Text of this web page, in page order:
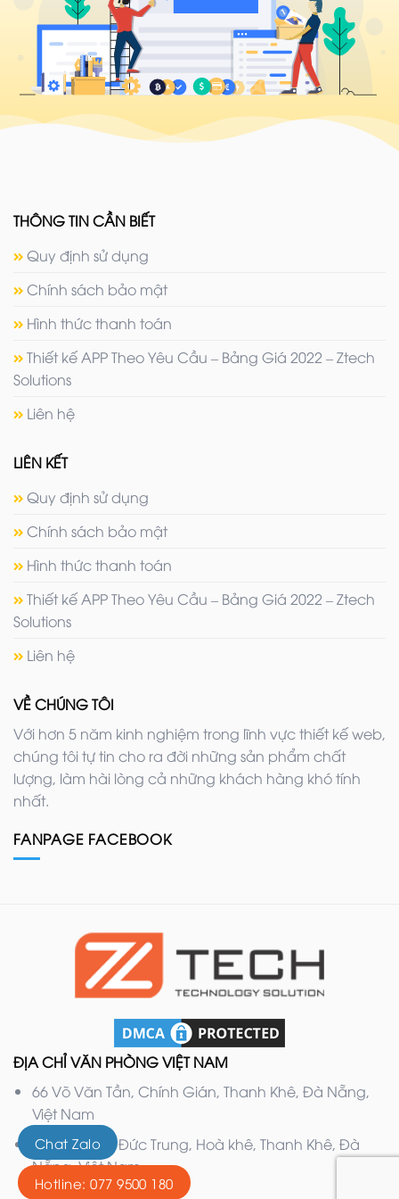
THÔNG TIN CẦN BIẾT
Quy định sử dụng
Chính sách bảo mật
Hình thức thanh toán
Thiết kế APP Theo Yêu Cầu – Bảng Giá 2022 – Ztech
Solutions
Liên hệ
LIÊN KẾT
Quy định sử dụng
Chính sách bảo mật
Hình thức thanh toán
Thiết kế APP Theo Yêu Cầu – Bảng Giá 2022 – Ztech
Solutions
Liên hệ
VỀ CHÚNG TÔI
Với hơn 5 năm kinh nghiệm trong lĩnh vực thiết kế web,
chúng tôi tự tin cho ra đời những sản phẩm chất
lượng, làm hài lòng cả những khách hàng khó tính
nhất.
FANPAGE FACEBOOK
ĐỊA CHỈ VĂN PHÒNG VIỆT NAM
66 Võ Văn Tần, Chính Gián, Thanh Khê, Đà Nẵng,
Việt Nam
132 Nguyễn Đức Trung, Hoà khê, Thanh Khê, Đà
Nẵng, Việt Nam
Chat Zalo
Hotline: 077 9500 180